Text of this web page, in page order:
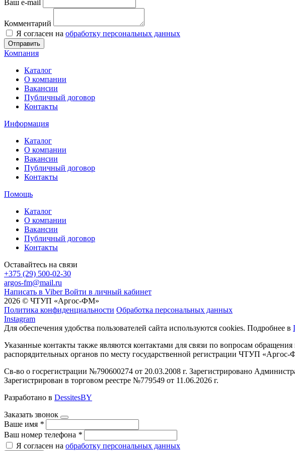
Ваш e-mail
Комментарий
Я согласен на обработку персональных данных
Отправить
Компания
Каталог
О компании
Вакансии
Публичный договор
Контакты
Информация
Каталог
О компании
Вакансии
Публичный договор
Контакты
Помощь
Каталог
О компании
Вакансии
Публичный договор
Контакты
Оставайтесь на связи
+375 (29) 500-02-30
argos-fm@mail.ru
Написать в Viber Войти в личный кабинет
2026 © ЧТУП «Аргос-ФМ»
Политика конфиденциальности Обработка персональных данных
Instagram
Для обеспечения удобства пользователей сайта используются cookies. Подробнее в
Указанные контакты также являются контактами для связи по вопросам
распорядительных органов по месту государственной регистрации ЧТУП
Св-во о госрегистрации №790600274 от 20.03.2008 г. Зарегистрировано
Зарегистрирован в торговом реестре №779549 от 11.06.2026 г.
Разработано в DessitesBY
Заказать звонок
Ваше имя *
Ваш номер телефона *
Я согласен на обработку персональных данных